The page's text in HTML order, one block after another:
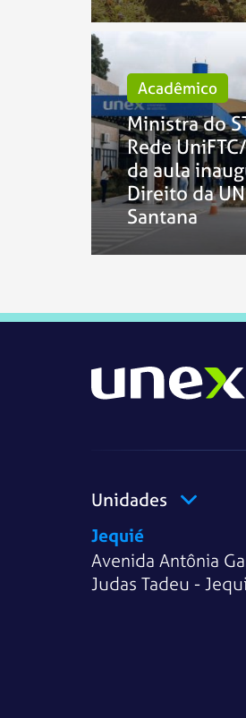
Acadêmico
Ministra do
Rede
da aula
Direito da
Santana
Unidades
Jequié
Avenida Antônia
Judas Tadeu -